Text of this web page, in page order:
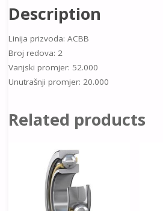
Description
Linija prizvoda: ACBB
Broj redova: 2
Vanjski promjer: 52.000
Unutrašnji promjer: 20.000
Related products